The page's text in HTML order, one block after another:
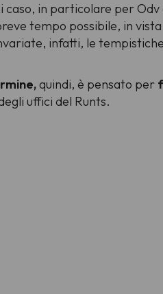
caso, in particolare per
tempo possibile, in
infatti, le
quindi, è pensato per
uffici del Runts.